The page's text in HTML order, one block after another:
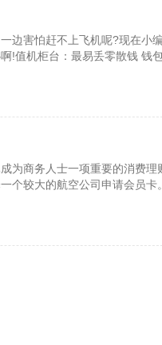
边害怕赶不上飞机呢?现在小
!值机柜台：最易丢零散钱 钱包
为商务人士一项重要的消费理
个较大的航空公司申请会员卡